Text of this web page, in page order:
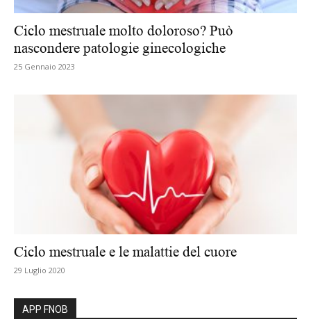
Ciclo mestruale molto doloroso? Può
nascondere patologie ginecologiche
25 Gennaio 2023
Ciclo mestruale e le malattie del cuore
29 Luglio 2020
APP FNOB